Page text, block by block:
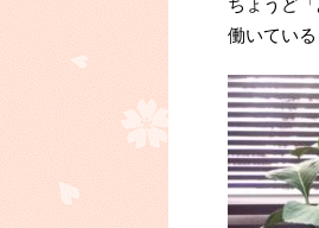
ちょうど
働いてい